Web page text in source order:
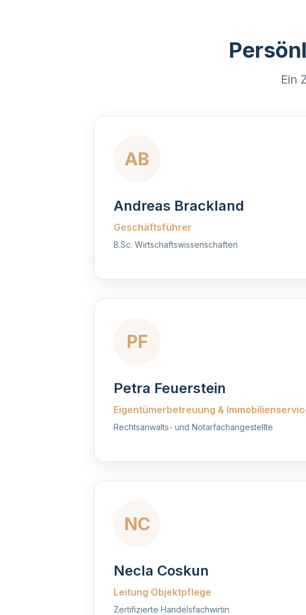
Ein
AB
Andreas Brackland
Geschäftsführer
B.Sc. Wirtschaftswissenschaften
PF
Petra Feuerstein
Eigentümerbetreuung &
Rechtsanwalts- und Notarfachangestellte
NC
Necla Coskun
Leitung Objektpflege
Zertifizierte Handelsfachwirtin